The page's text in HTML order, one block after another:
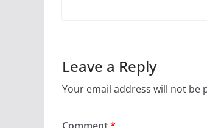
Leave a Reply
Your email address will not be